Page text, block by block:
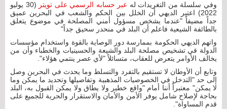
وفي سلسلة من التغريدات له عبر حسابه الرسمي على تويتر
(30 يوليو
2022) اعتبر الديهي أن الخلل بين الحكم والشعب في البحرين عميق
جداً مضيفاً "عندما يشخص مسؤول أمني المصلحة في موضوع يتعلق
بالطائفة الشيعية فاعلم أن البلد في منحدر سحيق جداً"
واتهم الديهي الحكومة بممارسة دور الوصاية بالقوة واستخدام مؤسسات
الدولة في تشخيص مصلحة البلد والشيعة والحسينيات والخطباء وأن من
يخالف الأوامر يتعرض للعقاب، متسائلاً "لأي عصر ينتمي هؤلاء".
وتابع أن الأوطان لا تستقيم بالتفرد والتسلط وما يحدث في البحرين وصل
إلى حد "التدخل في الخصوصيات المذهبية وتفاصيلها وتحديد ما يمكن وما
لا يمكن" معتبراً أننا أمام "واقع خطير ولا يطاق ولا يمكن القبول به، البلد
بحاجة لإصلاح شامل يوفر الأمن والأمان والاستقرار والحرية للجميع على
قدم المساواة".